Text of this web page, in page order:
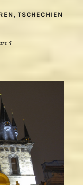
, TSCHECHIEN
4